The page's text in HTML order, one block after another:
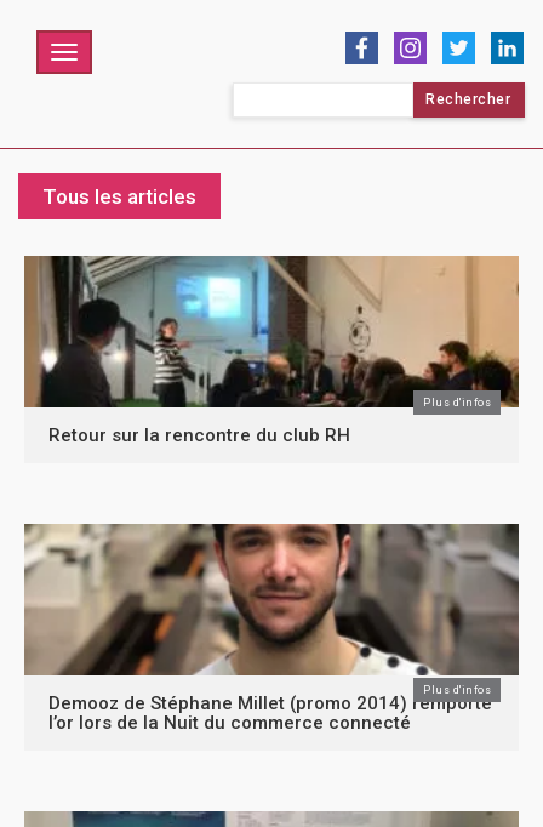
Menu
Tous les articles
Retour sur la rencontre du club RH
Plus d'infos
Demooz de Stéphane Millet (promo 2014) remporte
l’or lors de la Nuit du commerce connecté
Plus d'infos